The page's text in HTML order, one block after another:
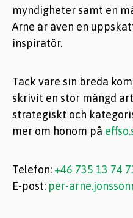
myndigheter samt en
Arne är även en
inspiratör.
Tack vare sin breda
skrivit en stor mängd
strategiskt och
mer om honom på
Telefon: +46 735 13 74
E-post: per-